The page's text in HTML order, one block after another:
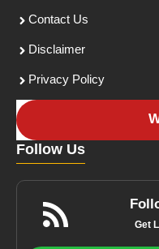
Contact Us
Disclaimer
Privacy Policy
Follow Us
Get